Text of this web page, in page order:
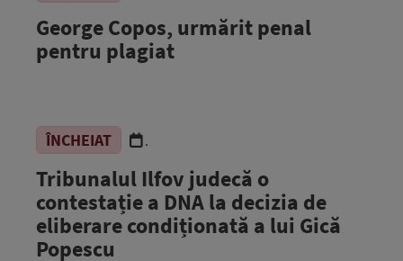
George Copos, urmărit penal
pentru plagiat
ÎNCHEIAT .
Tribunalul Ilfov judecă o
contestație a DNA la decizia de
eliberare condiționată a lui Gică
Popescu